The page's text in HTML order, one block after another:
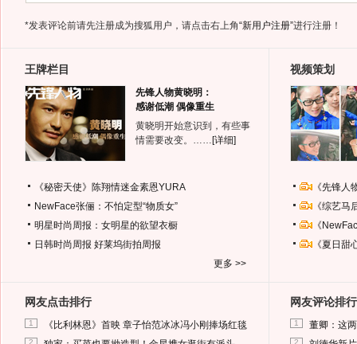
*发表评论前请先注册成为搜狐用户，请点击右上角“新用户注册”进行注册！
王牌栏目
先锋人物黄晓明：
感谢低潮 偶像重生
黄晓明开始意识到，有些事
情需要改变。…… [详细]
《秘密天使》陈翔情迷金素恩YURA
NewFace张俪：不怕定型“物质女”
明星时尚周报：女明星的欲望衣橱
日韩时尚周报 好莱坞街拍周报
更多 >>
视频策划
《先锋
《综艺
《
《夏日
网友点击排行
1 《比利林恩》首映 章子怡范冰冰冯小刚捧场红毯
2
网友评论排行
1 董卿：这
2